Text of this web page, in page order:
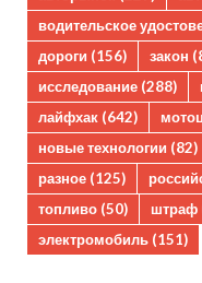
водительское
дороги (156) закон
исследование (288)
лайфхак (642)
новые технологии (82)
разное (125)
топливо (50) штраф
электромобиль (151)